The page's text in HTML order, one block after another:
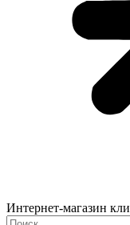
Интернет-магазин